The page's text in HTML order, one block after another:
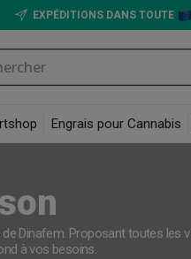
EXPÉDITIONS DANS TOUTE
Engrais pour Cannabis
de Dinafem. Proposant toutes les
à vos besoins.